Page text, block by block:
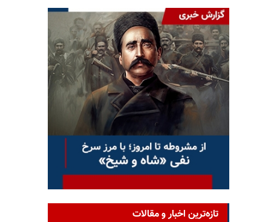
تازه‌ترین اخبار و مقالات